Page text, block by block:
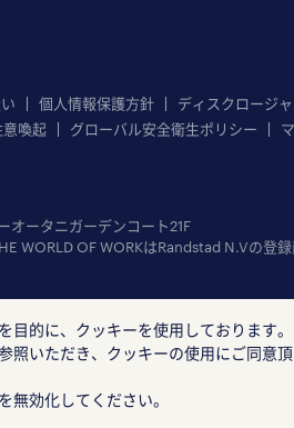
個人情報保護方針 ディスクロージ
意喚起 グローバル安全衛生ポリシー
ータニガーデンコート21F
WORLD OF WORKはRandstad N.Vの登録
的に、クッキーを使用しております。
照いただき、クッキーの使用にご同意
無効化してください。